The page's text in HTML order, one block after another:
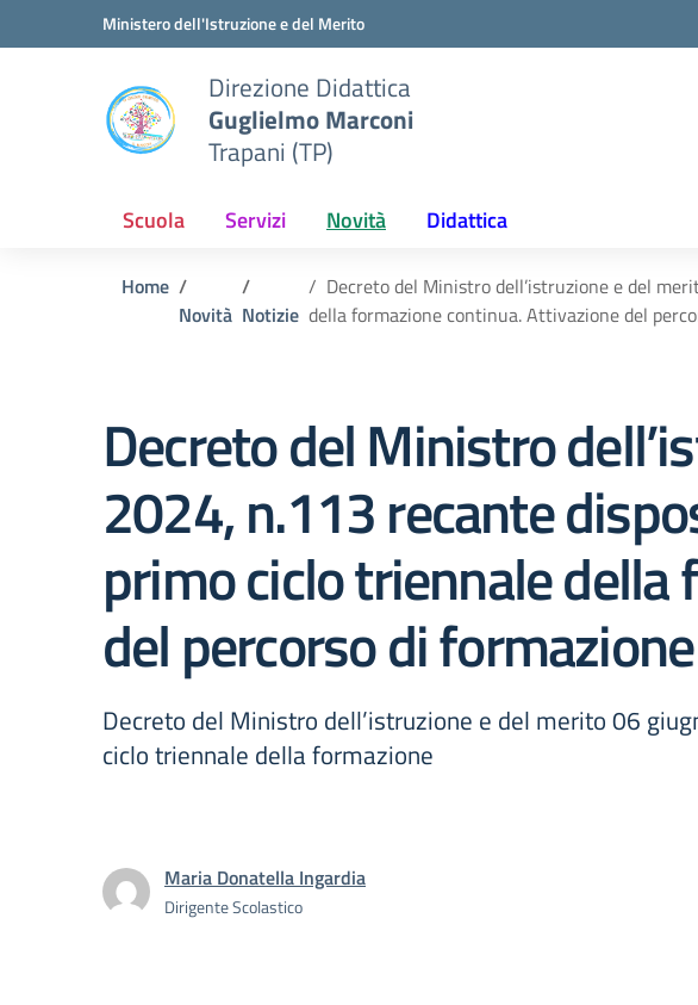
Vai ai contenuti
Vai al menu di navigazioneMinistero dell'Istruzione e del Merito
Direzione Didattica
Guglielmo Marconi
Trapani (TP)
Scuola Servizi Novità Didattica
Home
Novità Notizie
Decreto del Ministro dell’istruzione e del
della formazione continua. Attivazione del
Decreto del Ministro
2024, n.113 recante
primo ciclo triennale
del percorso di
Decreto del Ministro dell’istruzione e del merito 06
ciclo triennale della formazione
Maria Donatella Ingardia
Dirigente Scolastico